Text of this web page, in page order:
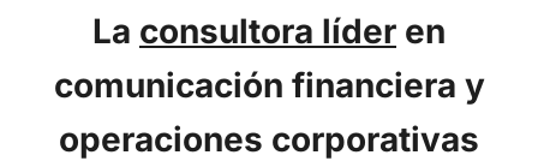
La consultora líder en
comunicación financiera y
operaciones corporativas